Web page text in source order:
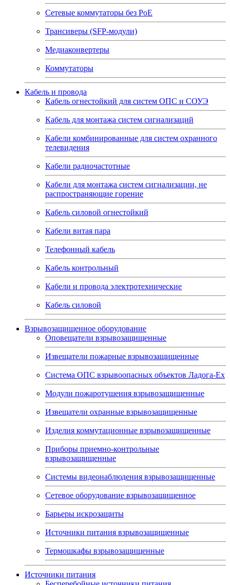
Сетевые коммутаторы без РоЕ
Трансиверы (SFP-модули)
Медиаконвертеры
Коммутаторы
Кабель и провода
Кабель огнестойкий для систем ОПС и СОУЭ
Кабель для монтажа систем сигнализаций
Кабели комбинированные для систем охранного
телевидения
Кабели радиочастотные
Кабели для монтажа систем сигнализации, не
распространяющие горение
Кабель силовой огнестойкий
Кабели витая пара
Телефонный кабель
Кабель контрольный
Кабели и провода электротехнические
Кабель силовой
Взрывозащищенное оборудование
Оповещатели взрывозащищенные
Извещатели пожарные взрывозащищенные
Система ОПС взрывоопасных объектов Ладога-Ex
Модули пожаротушения взрывозащищенные
Извещатели охранные взрывозащищенные
Изделия коммутационные взрывозащищенные
Приборы приемно-контрольные
взрывозащищенные
Системы видеонаблюдения взрывозащищенные
Сетевое оборудование взрывозащищенное
Барьеры искрозащиты
Источники питания взрывозащищенные
Термошкафы взрывозащищенные
Источники питания